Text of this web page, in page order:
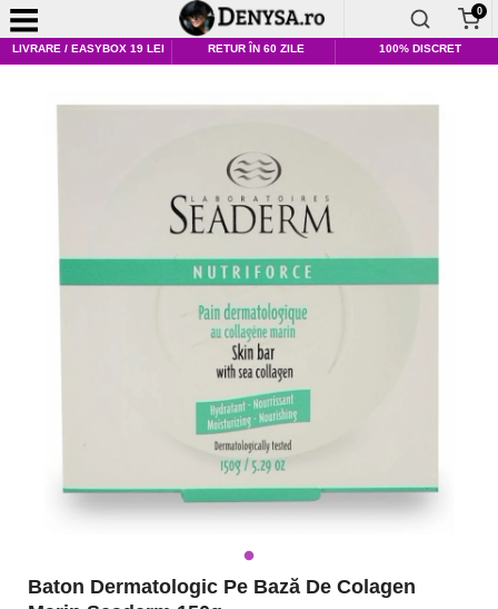
0
LIVRARE / EASYBOX 19 LEI RETUR ÎN 60 ZILE 100% DISCRET
Baton Dermatologic Pe Bază De Colagen